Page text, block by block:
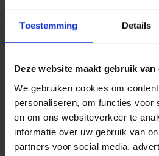
Toestemming Details
Deze website maakt gebruik van
We gebruiken cookies om
personaliseren, om functies voor
en om ons websiteverkeer te
informatie over uw gebruik van
partners voor social media,
als u tijdelijk en
Zijn de spullen van
vluchtelingen die u